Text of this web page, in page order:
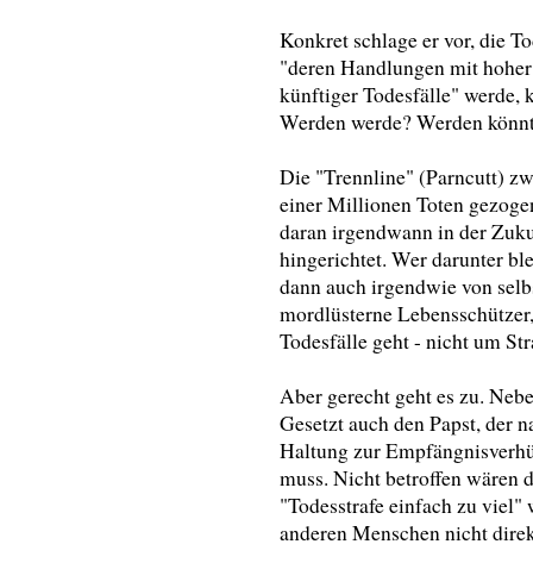
Konkret schlage er vor, die
"deren Handlungen mit
künftiger Todesfälle" werde,
Werden werde? Werden
Die "Trennline" (Parncutt)
einer Millionen Toten
daran irgendwann in der
hingerichtet. Wer darunter
dann auch irgendwie von
mordlüsterne
Todesfälle geht - nicht um
Aber gerecht geht es zu.
Gesetzt auch den Papst, der
Haltung zur
muss. Nicht betroffen wären
"Todesstrafe einfach zu
anderen Menschen nicht